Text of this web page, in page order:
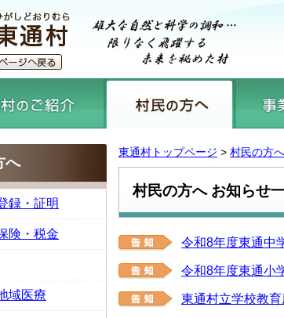
東通村トップページ > 村民の方へ
村民の方へ お知らせ
令和8年度東通中
令和8年度東通小
東通村立学校教
へ
録・証明
険・税金
域医療